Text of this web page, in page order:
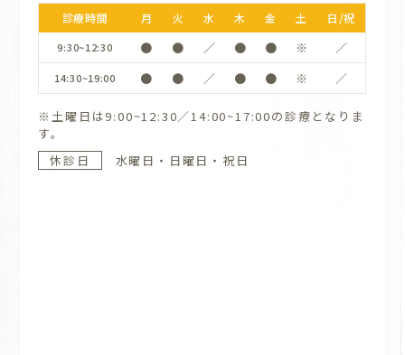
診療時間 月 火 水 木 金 土 日/祝
9:30~12:30 ● ● ／ ● ● ※ ／
14:30~19:00 ● ● ／ ● ● ※ ／
※土曜日は9:00~12:30／14:00~17:00の診療となりま
す。
休診日
水曜日・日曜日・祝日